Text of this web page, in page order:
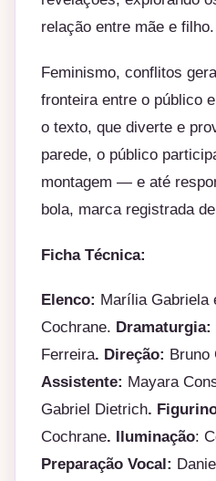
relação entre mãe e filho.
Feminismo, conflitos
fronteira entre o público
o texto, que diverte e
parede, o público
montagem — e até
bola, marca registrada
Ficha Técnica:
Elenco: Marília Gabriela
Cochrane. Dramaturgia:
Ferreira. Direção: Bruno
Assistente: Mayara
Gabriel Dietrich.
Cochrane. Iluminação:
Preparação Vocal: